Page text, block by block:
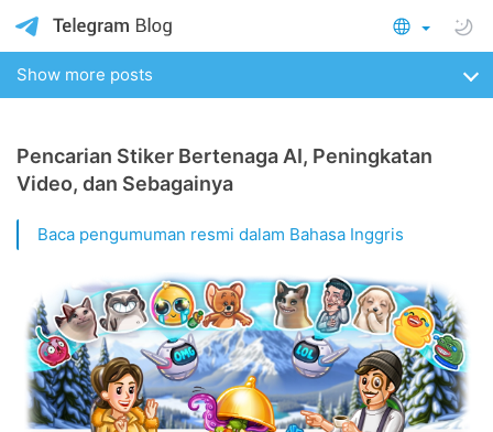
Show more posts
Pencarian Stiker Bertenaga AI, Peningkatan
Video, dan Sebagainya
Baca pengumuman resmi dalam Bahasa Inggris